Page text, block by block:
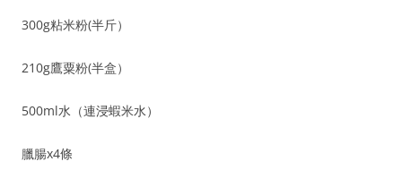
300g粘米粉(半斤）
210g鷹粟粉(半盒）
500ml水（連浸蝦米水）
臘腸x4條